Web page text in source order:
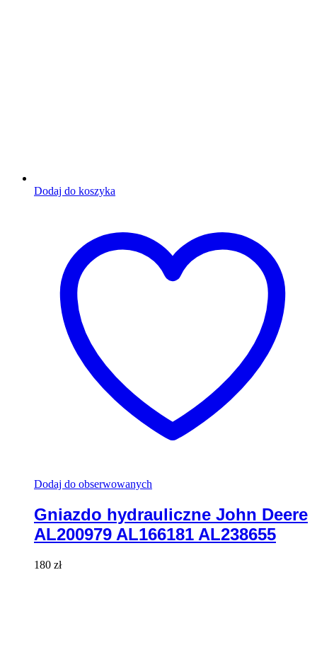
Dodaj do koszyka
Dodaj do obserwowanych
Gniazdo hydrauliczne John Deere
AL200979 AL166181 AL238655
180 zł